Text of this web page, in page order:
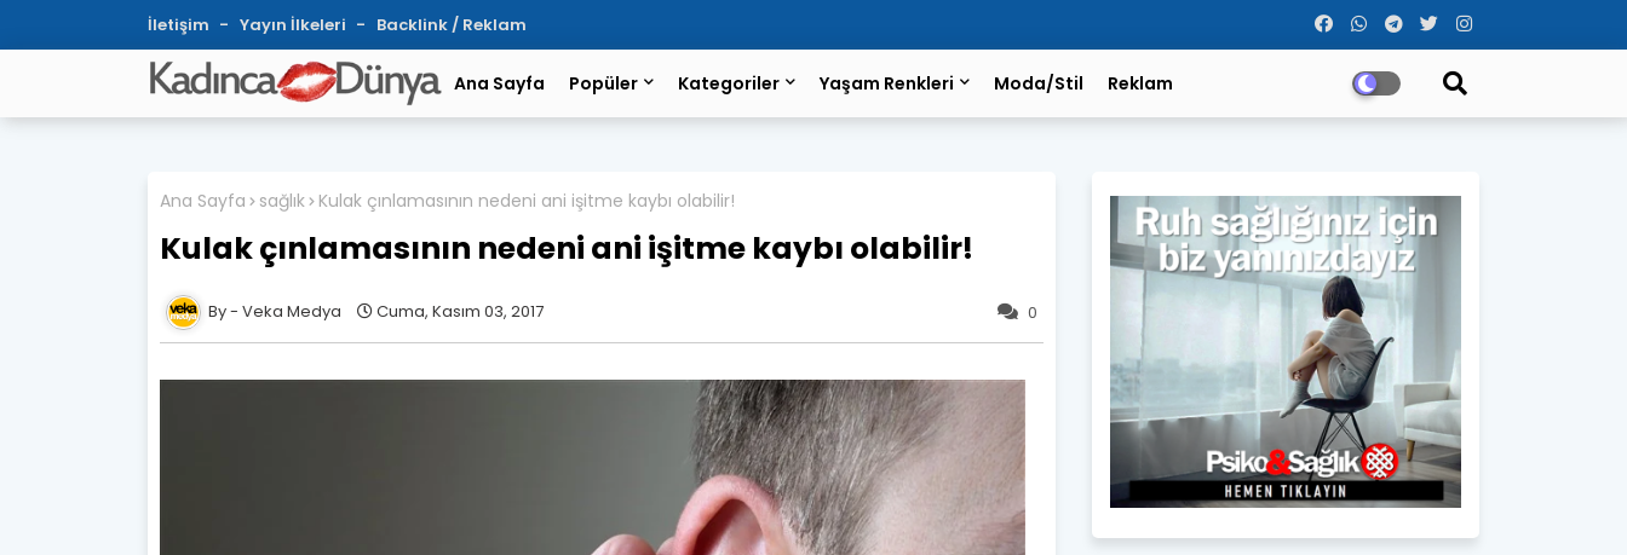
İletişim Yayın İlkeleri Backlink / Reklam
Ana Sayfa Popüler Kategoriler Yaşam Renkleri Moda/Stil Reklam
Ana Sayfa sağlık Kulak çınlamasının nedeni ani işitme kaybı olabilir!
Kulak çınlamasının nedeni ani işitme kaybı olabilir!
0
Veka Medya Cuma, Kasım 03, 2017